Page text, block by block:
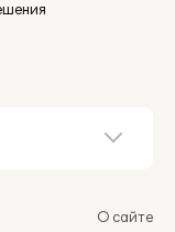
О сайте